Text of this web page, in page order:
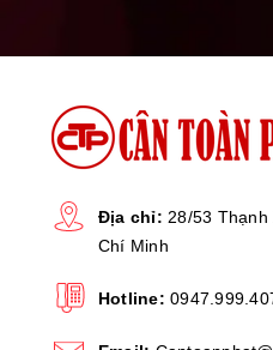
Địa chỉ: 28/53
Chí Minh
Hotline: